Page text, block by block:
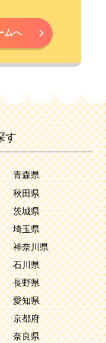
ムへ
す
青森県
秋田県
茨城県
埼玉県
神奈川県
石川県
長野県
愛知県
京都府
奈良県